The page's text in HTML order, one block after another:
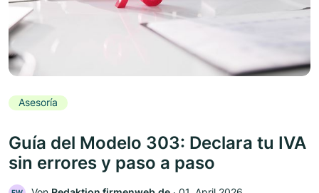
Asesoría
Guía del Modelo 303: Declara tu IVA
sin errores y paso a paso